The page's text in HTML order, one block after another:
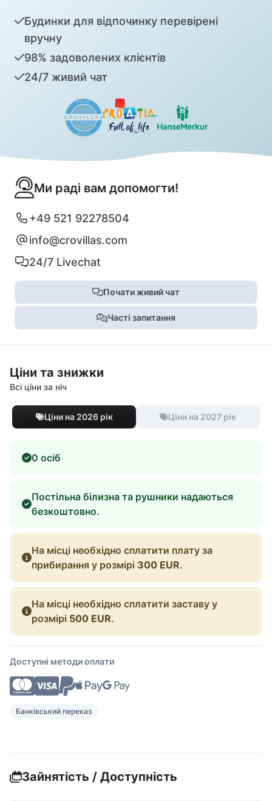
Будинки для відпочинку перевірені
вручну
98% задоволених клієнтів
24/7 живий чат
Ми раді вам допомогти!
+49 521 92278504
info@crovillas.com
24/7 Livechat
Почати живий чат
Часті запитання
Ціни та знижки
Всі ціни за ніч
Ціни на 2026 рік Ціни на 2027 рік
0 осіб
Постільна білизна та рушники надаються
безкоштовно.
На місці необхідно сплатити плату за
прибирання у розмірі 300 EUR.
На місці необхідно сплатити заставу у
розмірі 500 EUR.
Доступні методи оплати
Банківський переказ
Зайнятість / Доступність